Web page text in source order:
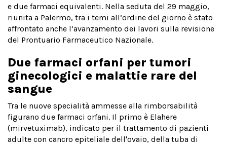
e due farmaci equivalenti. Nella seduta del 29 maggio,
riunita a Palermo, tra i temi all’ordine del giorno è stato
affrontato anche l’avanzamento dei lavori sulla revisione
del Prontuario Farmaceutico Nazionale.
Due farmaci orfani per tumori
ginecologici e malattie rare del
sangue
Tra le nuove specialità ammesse alla rimborsabilità
figurano due farmaci orfani. Il primo è Elahere
(mirvetuximab), indicato per il trattamento di pazienti
adulte con cancro epiteliale dell'ovaio, della tuba di